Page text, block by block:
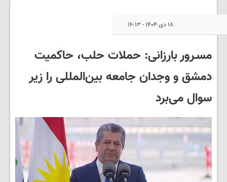
۱۸ دی ۱۴۰۴ - ۱۶:۱۳
مسـرور بارزانی: حملات حلب، حاکمیت
دمشق و وجدان جامعه بین‌المللی را زیر
سوال می‌برد